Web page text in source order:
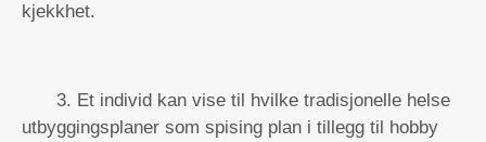
kjekkhet.
3. Et individ kan vise til hvilke tradisjonelle helse
utbyggingsplaner som spising plan i tillegg til hobby